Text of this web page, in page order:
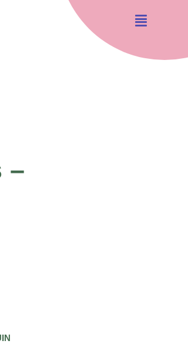
–